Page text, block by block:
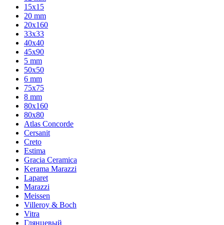
15x15
20 mm
20х160
33x33
40х40
45x90
5 mm
50x50
6 mm
75х75
8 mm
80x160
80x80
Atlas Concorde
Cersanit
Creto
Estima
Gracia Ceramica
Kerama Marazzi
Laparet
Marazzi
Meissen
Villeroy & Boch
Vitra
Глянцевый